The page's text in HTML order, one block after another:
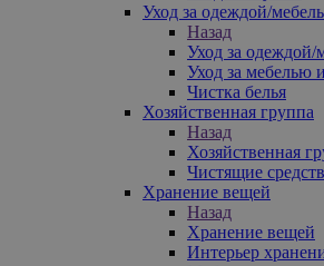
Уход за одеждой/
Назад
Уход за одеждой/
Уход за мебелью
Чистка белья
Хозяйственная группа
Назад
Хозяйственная
Чистящие
Хранение вещей
Назад
Хранение вещей
Интерьер